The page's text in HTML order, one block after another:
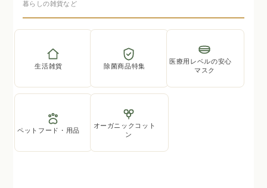
暮らしの雑貨など
生活雑貨 除菌商品特集
医療用レベルの安心
マスク
ペットフード・用品
オーガニックコット
ン